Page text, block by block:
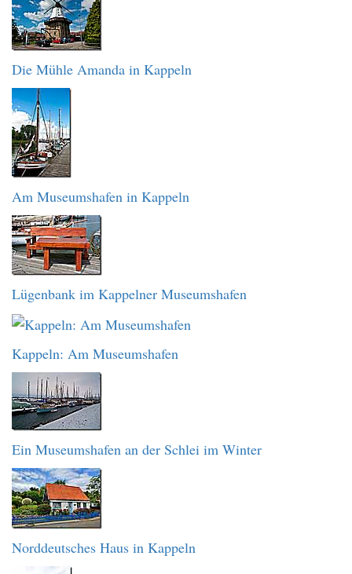
Die Mühle Amanda in Kappeln
Am Museumshafen in Kappeln
Lügenbank im Kappelner Museumshafen
Kappeln: Am Museumshafen
Ein Museumshafen an der Schlei im Winter
Norddeutsches Haus in Kappeln